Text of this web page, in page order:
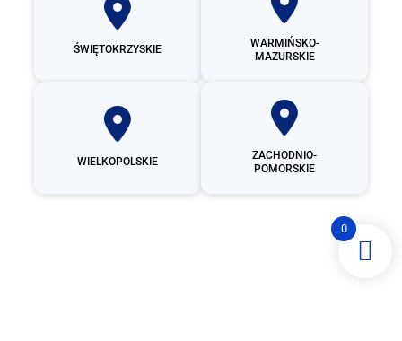
ŚWIĘTOKRZYSKIE
WARMIŃSKO-
MAZURSKIE
WIELKOPOLSKIE
ZACHODNIO-
POMORSKIE
0